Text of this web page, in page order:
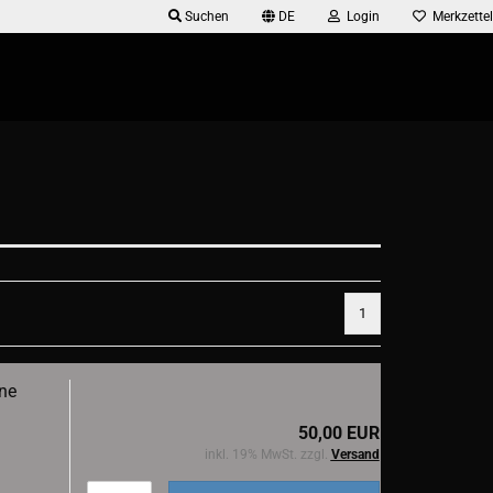
Suchen DE Login Merkzettel
1
50,00 EUR
inkl. 19% MwSt. zzgl. Versand